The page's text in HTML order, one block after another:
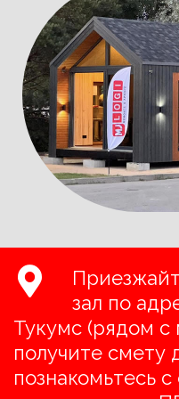
зал по
Тукумс (рядом с
получите смету
познакомьтесь